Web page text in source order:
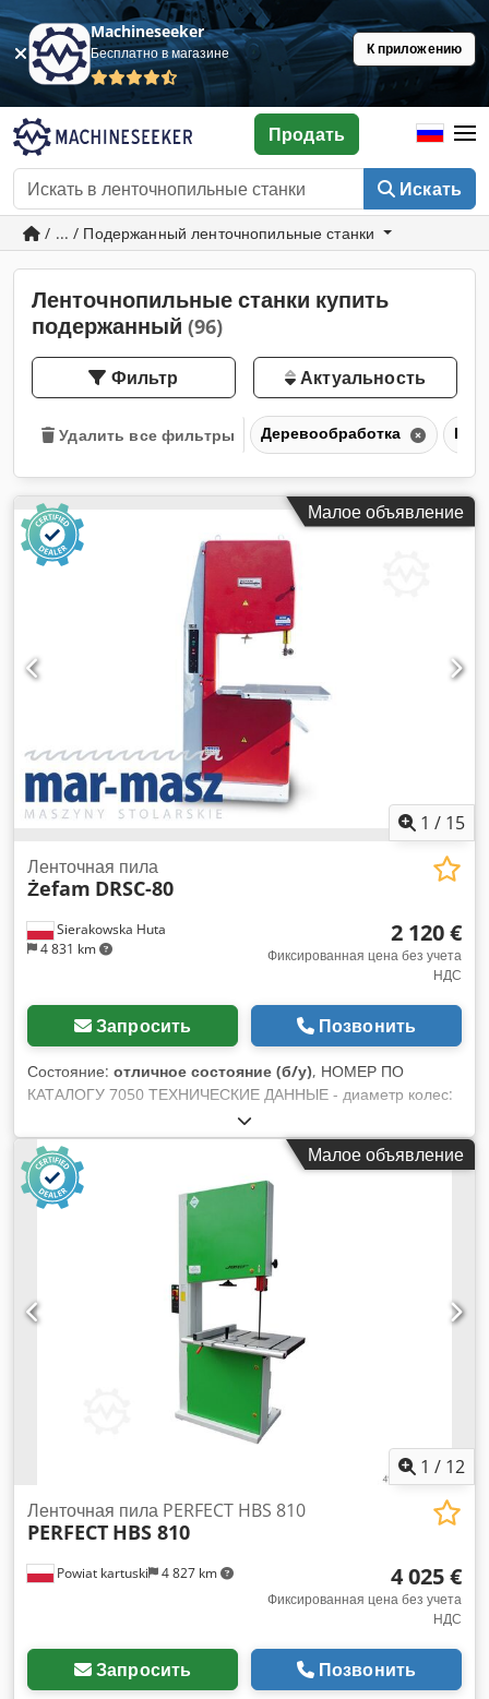
Machineseeker
Бесплатно в магазине К приложению
Искать
Продать
/ ... / Подержанный ленточнопильные станки
Ленточнопильные станки купить
подержанный (96)
Фильтр Актуальность
Удалить все фильтры Деревообработка
Малое объявление
1 / 15
Sierakowska Huta
4 831 km
Ленточная пила
Żefam DRSC-80
2 120 €
Фиксированная цена без учета
НДС
Запросить Позвонить
Состояние: отличное состояние (б/у), НОМЕР ПО
КАТАЛОГУ 7050 ТЕХНИЧЕСКИЕ ДАННЫЕ - диаметр колес:
800 мм - размеры стола: 1100x800 мм - стол регулируемый
по углу - двигатель: 5,5 кВт - макс. высота распила: 340 мм
- вылет ленточного полотна – корпус: 680 мм - диаметр
патрубка отвода: 90 мм - габариты (д/ш/в): 1500x950x2600
мм - вес: 987 кг ПРЕИМУЩЕСТВА – Польское производство
Использованная пила Цена нетто: 8 900 PLN Цена нетто: 2
120 EUR при курсе 4,2 PLN/EUR (Цены могут меняться при
значительных колебаниях курса)
Малое объявление
1 / 12
Powiat kartuski 4 827 km
Ленточная пила PERFECT HBS 810
PERFECT HBS 810
4 025 €
Фиксированная цена без учета
НДС
Запросить Позвонить